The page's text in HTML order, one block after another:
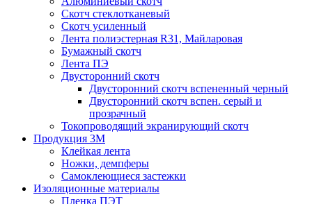
Скотч стеклотканевый
Скотч усиленный
Лента полиэстерная R31, Майларовая
Бумажный скотч
Лента ПЭ
Двусторонний скотч
Двусторонний скотч вспененный черный
Двусторонний скотч вспен. серый и
прозрачный
Токопроводящий экранирующий скотч
Продукция 3M
Клейкая лента
Ножки, демпферы
Самоклеющиеся застежки
Изоляционные материалы
Пленка ПЭТ